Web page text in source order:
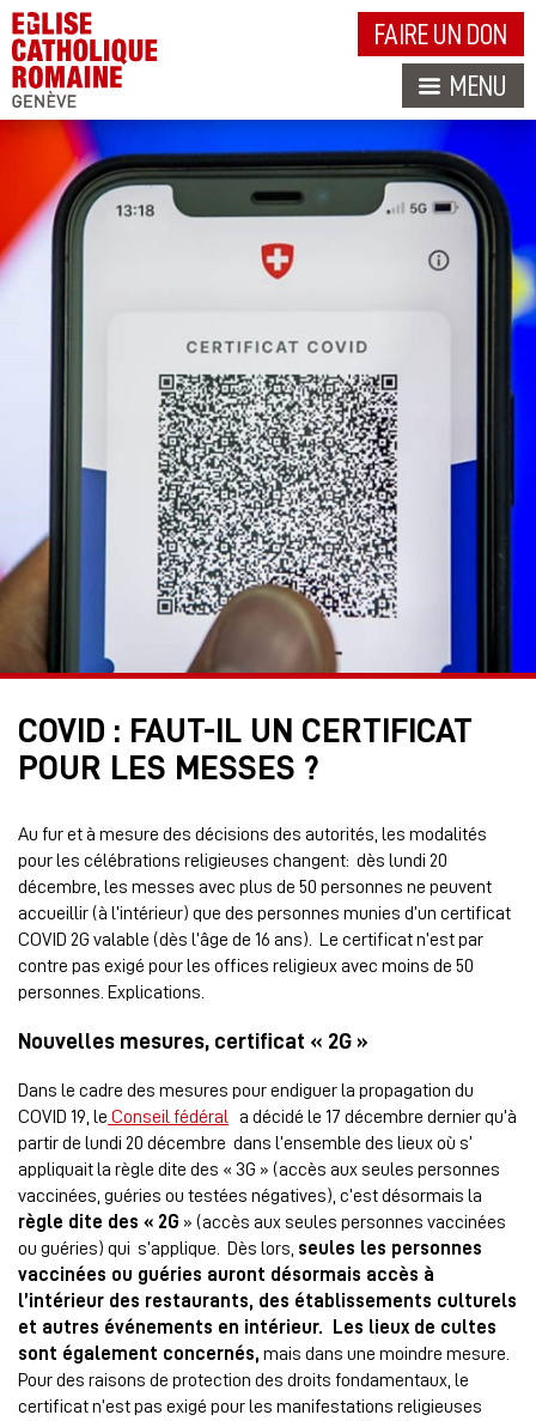
FAIRE UN DON
MENU
COVID : FAUT-IL UN CERTIFICAT
POUR LES MESSES ?
Au fur et à mesure des décisions des autorités, les modalités
pour les célébrations religieuses changent: dès lundi 20
décembre, les messes avec plus de 50 personnes ne peuvent
accueillir (à l’intérieur) que des personnes munies d’un certificat
COVID 2G valable (dès l’âge de 16 ans). Le certificat n’est par
contre pas exigé pour les offices religieux avec moins de 50
personnes. Explications.
Nouvelles mesures, certificat « 2G »
Dans le cadre des mesures pour endiguer la propagation du
COVID 19, le Conseil fédéral a décidé le 17 décembre dernier qu’à
partir de lundi 20 décembre dans l’ensemble des lieux où s’
appliquait la règle dite des « 3G » (accès aux seules personnes
vaccinées, guéries ou testées négatives), c’est désormais la
règle dite des « 2G » (accès aux seules personnes vaccinées
ou guéries) qui s’applique. Dès lors, seules les personnes
vaccinées ou guéries auront désormais accès à
l’intérieur des restaurants, des établissements culturels
et autres événements en intérieur. Les lieux de cultes
sont également concernés, mais dans une moindre mesure.
Pour des raisons de protection des droits fondamentaux, le
certificat n’est pas exigé pour les manifestations religieuses